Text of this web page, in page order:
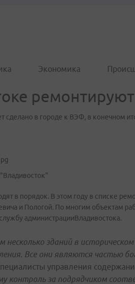
Экономика
сделано в городе к ВЭФ, в конечном
в порядок. В этом году в списке
и Пологой. По многим объектам
администрацииВладивостока.
зданий в
Все они являются частью
управления
контроль за подрядчиком